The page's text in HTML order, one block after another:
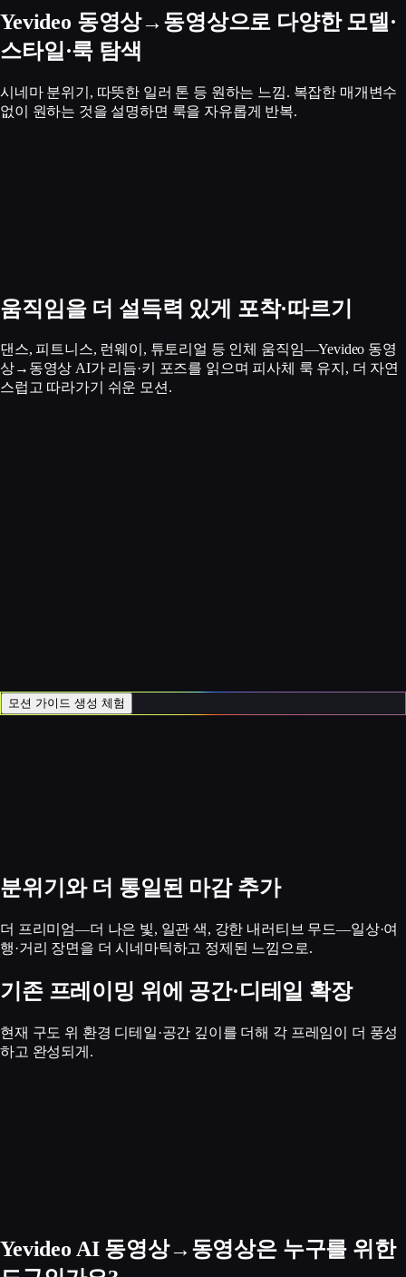
Yevideo 동영상→동영상으로 다양한 모델·
스타일·룩 탐색
시네마 분위기, 따뜻한 일러 톤 등 원하는 느낌. 복잡한 매개변수
없이 원하는 것을 설명하면 룩을 자유롭게 반복.
움직임을 더 설득력 있게 포착·따르기
댄스, 피트니스, 런웨이, 튜토리얼 등 인체 움직임—Yevideo 동영
상→동영상 AI가 리듬·키 포즈를 읽으며 피사체 룩 유지, 더 자연
스럽고 따라가기 쉬운 모션.
모션 가이드 생성 체험
분위기와 더 통일된 마감 추가
더 프리미엄—더 나은 빛, 일관 색, 강한 내러티브 무드—일상·여
행·거리 장면을 더 시네마틱하고 정제된 느낌으로.
기존 프레이밍 위에 공간·디테일 확장
현재 구도 위 환경 디테일·공간 깊이를 더해 각 프레임이 더 풍성
하고 완성되게.
Yevideo AI 동영상→동영상은 누구를 위한